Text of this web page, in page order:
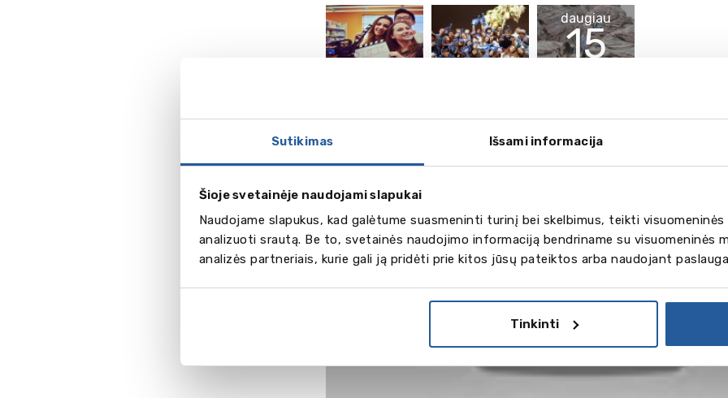
Sutikimas Išsami informacija
Šioje svetainėje naudojami slapukai
Naudojame slapukus, kad galėtume suasmeninti turinį bei skelbimus, teikti
analizuoti srautą. Be to, svetainės naudojimo informaciją bendriname su visuomeninės
analizės partneriais, kurie gali ją pridėti prie kitos jūsų pateiktos arba naudojant
Tinkinti
daugiau
15